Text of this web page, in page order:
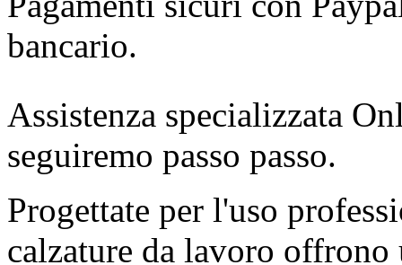
bancario.
Assistenza specializzata
seguiremo passo passo.
Progettate per l'uso
calzature da lavoro offrono